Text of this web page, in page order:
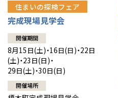
住まいの探検フェア
完成現場見学会
開催期間
8月15日(土)・16日(日)・22日
(土)・23日(日)・
29日(土)・30日(日)
開催場所